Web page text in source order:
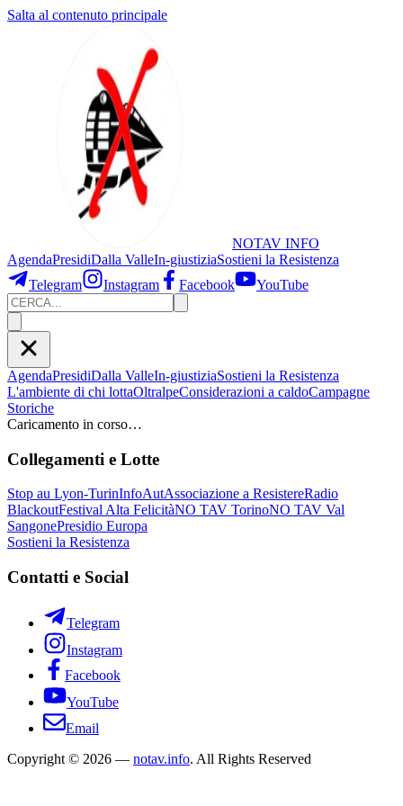
Salta al contenuto principale
NOTAV INFO
AgendaPresidiDalla ValleIn-giustiziaSostieni la Resistenza
Telegram
Instagram Facebook YouTube
AgendaPresidiDalla ValleIn-giustiziaSostieni la Resistenza
L'ambiente di chi lottaOltralpeConsiderazioni a caldoCampagne
Storiche
Caricamento in corso…
Collegamenti e Lotte
Stop au Lyon-TurinInfoAutAssociazione a ResistereRadio
BlackoutFestival Alta FelicitàNO TAV TorinoNO TAV Val
SangonePresidio Europa
Sostieni la Resistenza
Contatti e Social
Telegram
Instagram
Facebook
YouTube
Email
Copyright © 2026 — notav.info. All Rights Reserved